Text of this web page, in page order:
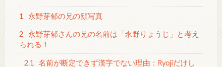
1 永野芽郁の兄の顔写真
2
永野芽郁さんの兄の名前は「永野りょうじ」と考え
られる！
2.1
名前が断定できず漢字でない理由：Ryojiだけし